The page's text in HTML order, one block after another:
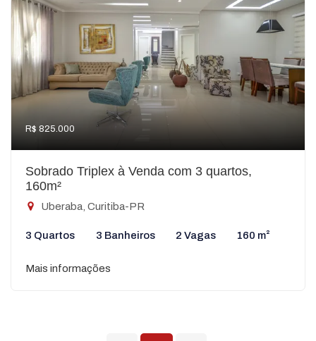
R$ 825.000
Sobrado Triplex à Venda com 3 quartos,
160m²
Uberaba, Curitiba-PR
3 Quartos 3 Banheiros 2 Vagas 160 m²
Mais informações